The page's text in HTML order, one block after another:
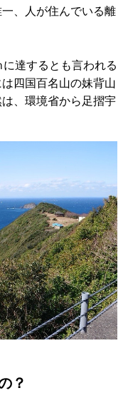
、人が住んでいる離
達するとも言われる
四国百名山の妹背山
、環境省から足摺宇
？